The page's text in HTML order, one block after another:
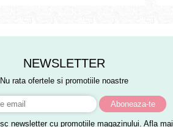
NEWSLETTER
Nu rata ofertele si promotiile noastre
newsletter cu promotiile magazinului. Afla mai